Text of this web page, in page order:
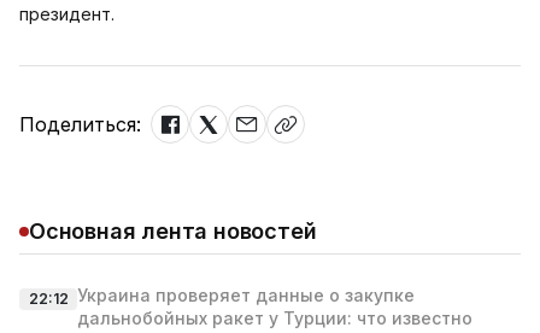
президент.
Поделиться:
Основная лента новостей
22:12 Украина проверяет данные о закупке
дальнобойных ракет у Турции: что известно